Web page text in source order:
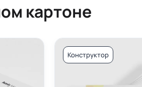
картоне
Конструктор